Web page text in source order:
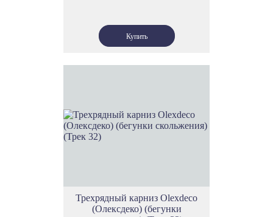
Трехрядный карниз Olexdeco
(Олексдеко) (бегунки